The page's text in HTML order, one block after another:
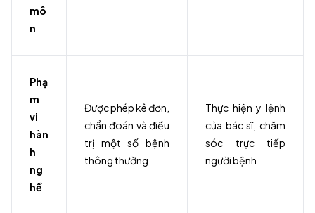
mô
n
Phạ
m
vi
hàn
h
ng
hề
Được phép kê đơn,
chẩn đoán và điều
trị một số bệnh
thông thường
Thực hiện y lệnh
của bác sĩ, chăm
sóc trực tiếp
người bệnh